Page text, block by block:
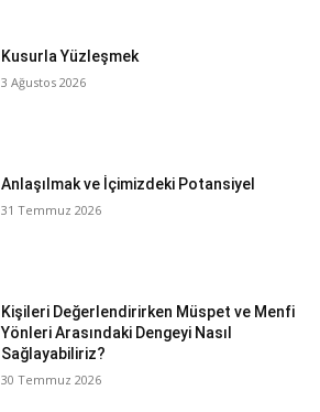
Kusurla Yüzleşmek
3 Ağustos 2026
Anlaşılmak ve İçimizdeki Potansiyel
31 Temmuz 2026
Kişileri Değerlendirirken Müspet ve Menfi
Yönleri Arasındaki Dengeyi Nasıl
Sağlayabiliriz?
30 Temmuz 2026